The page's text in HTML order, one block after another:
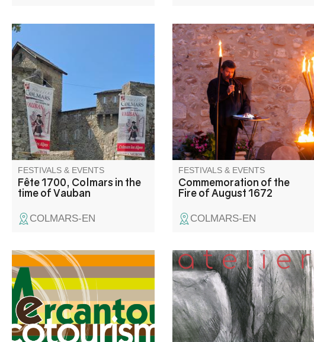
A full program for everyone: a
market, street entertainment,
tours, theater, music, street
performances, and shows!
Dress up to make the festival
even more fun.
FESTIVALS & EVENTS
Fête 1700, Colmars in the
time of Vauban
COLMARS-EN
Almost entirely ravaged by a
violent fire that claimed many
victims, Colmars celebrates this
tragedy in memory of its
inhabitants who paid with their
lives. A torchlight procession
and an account of the fire
punctuate this evening of
remembrance.
FESTIVALS & EVENTS
Commemoration of the
Fire of August 1672
COLMARS-EN
Week-end Ecotourisme
Mercantour organisé par
l'association Mercantour
Ecotourisme dans le cadre de
son Festival du Tourisme
Durable du mois de septembre
Joan Dubique, artiste peintre,
vous accueille dans son atelier
Iledegres pour vous faire
découvrir ses œuvres variées
et intenses réalisées au
couteau.